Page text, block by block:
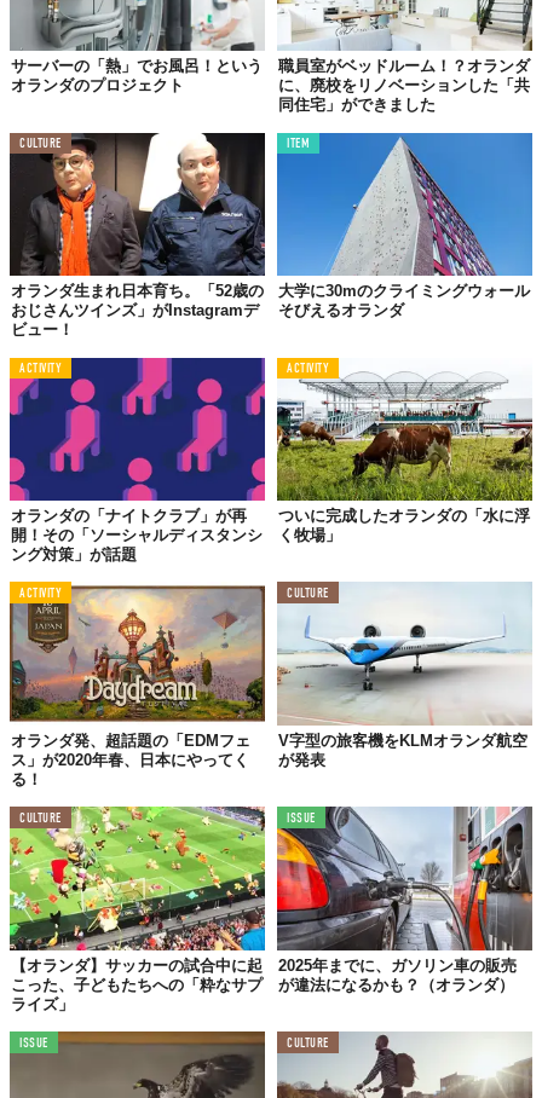
サーバーの「熱」でお風呂！という
オランダのプロジェクト
職員室がベッドルーム！？オランダ
に、廃校をリノベーションした「共
同住宅」ができました
CULTURE
オランダ生まれ日本育ち。「52歳の
おじさんツインズ」がInstagramデ
ビュー！
ITEM
大学に30mのクライミングウォール
そびえるオランダ
ACTIVITY
オランダの「ナイトクラブ」が再
開！その「ソーシャルディスタンシ
ング対策」が話題
ACTIVITY
ついに完成したオランダの「水に浮
く牧場」
ACTIVITY
オランダ発、超話題の「EDMフェ
ス」が2020年春、日本にやってく
る！
CULTURE
V字型の旅客機をKLMオランダ航空
が発表
CULTURE
【オランダ】サッカーの試合中に起
こった、子どもたちへの「粋なサプ
ライズ」
ISSUE
2025年までに、ガソリン車の販売
が違法になるかも？（オランダ）
ISSUE CULTURE